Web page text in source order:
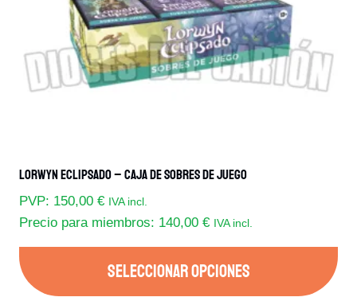
página
de
Lorwyn Eclipsado – Caja De Sobres De Juego
PVP: 150,00 € IVA incl.
Precio para miembros: 140,00 € IVA incl.
SELECCIONAR OPCIONES